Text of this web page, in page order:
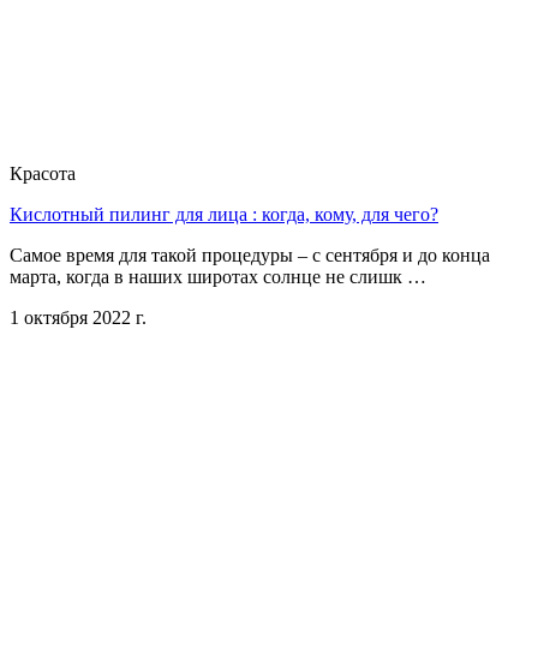
Красота
Кислотный пилинг для лица : когда, кому, для чего?
Самое время для такой процедуры – с сентября и до конца
марта, когда в наших широтах солнце не слишк …
1 октября 2022 г.